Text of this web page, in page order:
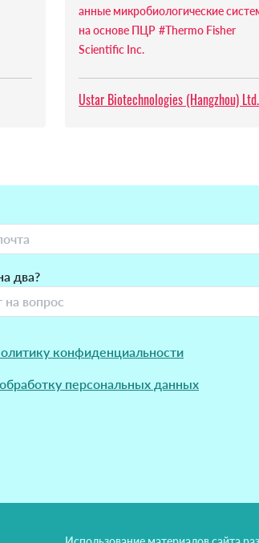
анные микробиологические
на основе ПЦР #Thermo Fisher
Scientific Inc.
Ustar Biotechnologies (Hangzhou) Ltd.
два?
конфиденциальности
обработку персональных данных